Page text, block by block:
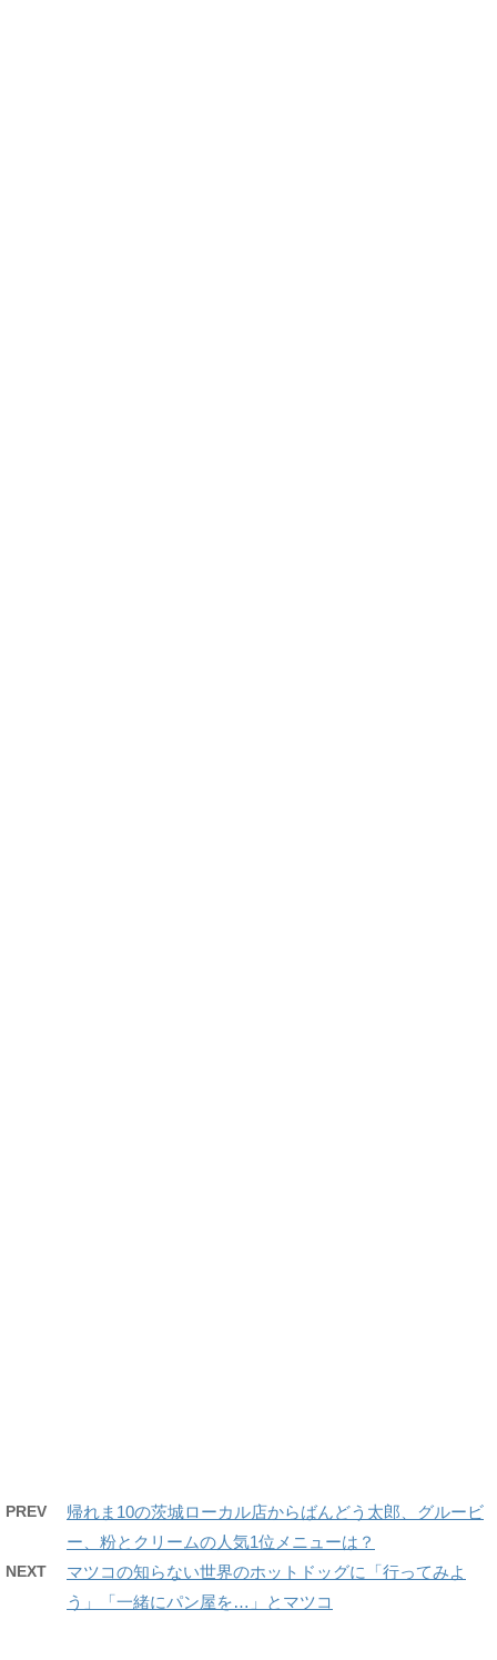
PREV
帰れま10の茨城ローカル店からばんどう太郎、グルービ
ー、粉とクリームの人気1位メニューは？
NEXT
マツコの知らない世界のホットドッグに「行ってみよ
う」「一緒にパン屋を…」とマツコ